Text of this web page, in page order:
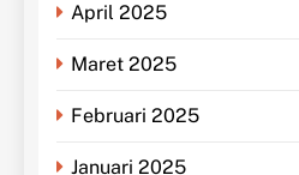
April 2025
Maret 2025
Februari 2025
Januari 2025